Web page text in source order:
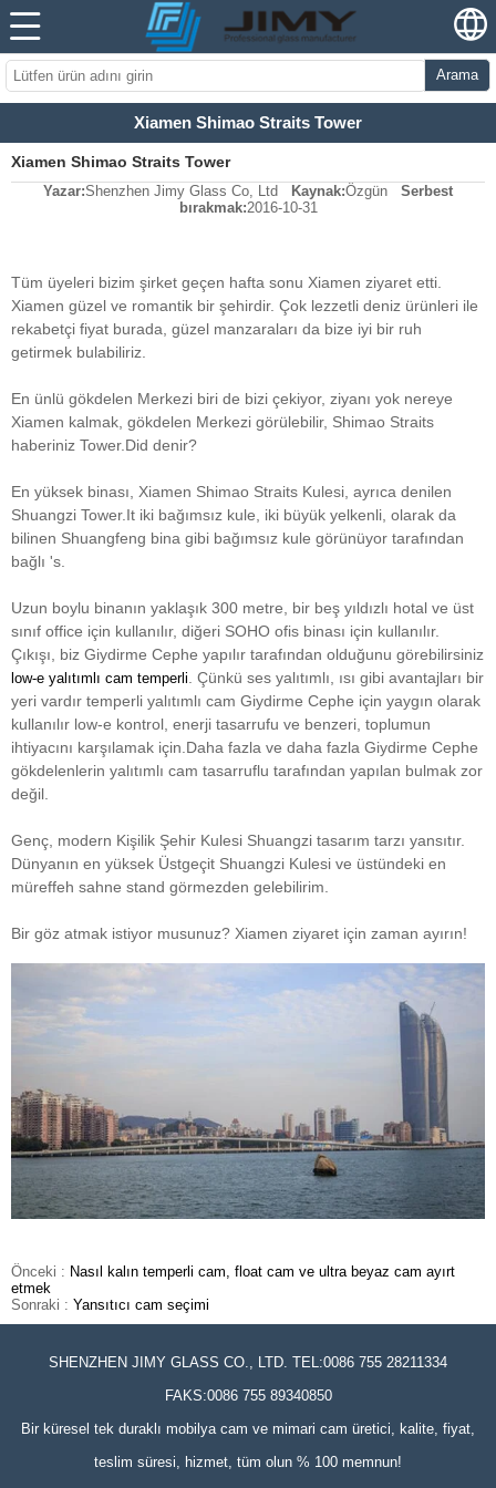
Arama
Xiamen Shimao Straits Tower
Xiamen Shimao Straits Tower
Yazar:Shenzhen Jimy Glass Co, Ltd Kaynak:Özgün
Serbest
bırakmak:2016-10-31
Tüm üyeleri bizim şirket geçen hafta sonu Xiamen ziyaret etti.
Xiamen güzel ve romantik bir şehirdir. Çok lezzetli deniz ürünleri ile
rekabetçi fiyat burada, güzel manzaraları da bize iyi bir ruh
getirmek bulabiliriz.
En ünlü gökdelen Merkezi biri de bizi çekiyor, ziyanı yok nereye
Xiamen kalmak, gökdelen Merkezi görülebilir, Shimao Straits
haberiniz Tower.Did denir?
En yüksek binası, Xiamen Shimao Straits Kulesi, ayrıca denilen
Shuangzi Tower.It iki bağımsız kule, iki büyük yelkenli, olarak da
bilinen Shuangfeng bina gibi bağımsız kule görünüyor tarafından
bağlı 's.
Uzun boylu binanın yaklaşık 300 metre, bir beş yıldızlı hotal ve üst
sınıf office için kullanılır, diğeri SOHO ofis binası için kullanılır.
Çıkışı, biz Giydirme Cephe yapılır tarafından olduğunu görebilirsiniz
low-e yalıtımlı cam temperli . Çünkü ses yalıtımlı, ısı gibi avantajları bir
yeri vardır temperli yalıtımlı cam Giydirme Cephe için yaygın olarak
kullanılır low-e kontrol, enerji tasarrufu ve benzeri, toplumun
ihtiyacını karşılamak için. Daha fazla ve daha fazla Giydirme Cephe
gökdelenlerin yalıtımlı cam tasarruflu tarafından yapılan bulmak zor
değil.
Genç, modern Kişilik Şehir Kulesi Shuangzi tasarım tarzı yansıtır.
Dünyanın en yüksek Üstgeçit Shuangzi Kulesi ve üstündeki en
müreffeh sahne stand görmezden gelebilirim.
Bir göz atmak istiyor musunuz? Xiamen ziyaret için zaman ayırın!
Önceki : Nasıl kalın temperli cam, float cam ve ultra beyaz cam ayırt
etmek
Sonraki : Yansıtıcı cam seçimi
SHENZHEN JIMY GLASS CO., LTD. TEL:0086 755 28211334
FAKS:0086 755 89340850
Bir küresel tek duraklı mobilya cam ve mimari cam üretici, kalite, fiyat,
teslim süresi, hizmet, tüm olun % 100 memnun!